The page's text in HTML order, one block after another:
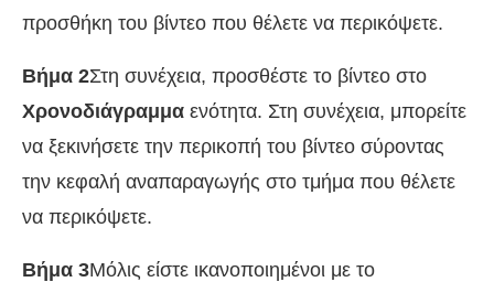
προσθήκη του βίντεο που θέλετε να περικόψετε.
Βήμα 2Στη συνέχεια, προσθέστε το βίντεο στο
Χρονοδιάγραμμα ενότητα. Στη συνέχεια, μπορείτε
να ξεκινήσετε την περικοπή του βίντεο σύροντας
την κεφαλή αναπαραγωγής στο τμήμα που θέλετε
να περικόψετε.
Βήμα 3Μόλις είστε ικανοποιημένοι με το